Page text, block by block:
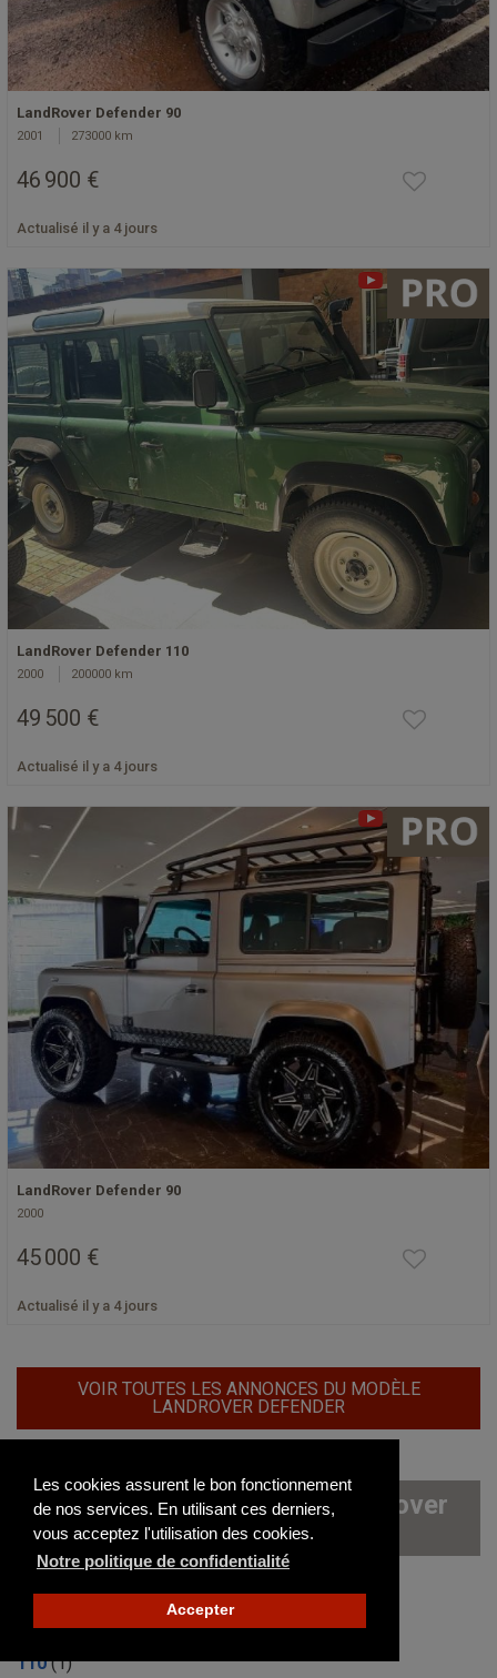
Les cookies assurent le bon fonctionnement
de nos services. En utilisant ces derniers,
vous acceptez l'utilisation des cookies.
Notre politique de confidentialité
Accepter
LandRover Defender 90
2001 273000 km
46 900 €
Actualisé il y a 4 jours
LandRover Defender 110
2000 200000 km
49 500 €
Actualisé il y a 4 jours
LandRover Defender 90
2000
45 000 €
Actualisé il y a 4 jours
VOIR TOUTES LES ANNONCES DU MODÈLE
LANDROVER DEFENDER
Les autres modèles de LandRover
disponibles sur le site
101 (0)
109 (5)
110 (1)